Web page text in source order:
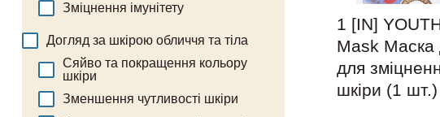
1 [IN]
Mask Маска
для
шкіри (1 шт.)
Зміцнення імунітету
Догляд за шкірою обличчя та тіла
Сяйво та покращення кольору
шкіри
Зменшення чутливості шкіри